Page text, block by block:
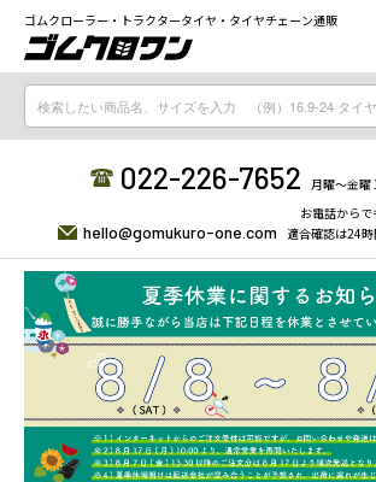
ゴムクローラー・トラクタータイヤ・タイヤチェーン通販
022-226-7652 月曜〜金
hello@gomukuro-one.com
お電話からで
適合確認は24